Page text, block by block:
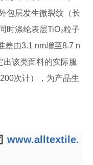
包层发生微裂纹（长
时涤纶表层TiO₂粒子
差由3.1 nm增至8.7 n
出该类面料的实际服
次计），为产品生
www.alltextile.